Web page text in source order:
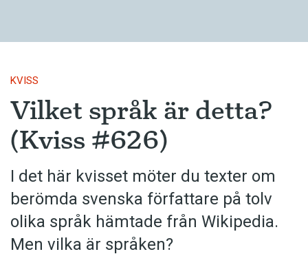
KVISS
Vilket språk är detta?
(Kviss #626)
I det här kvisset möter du texter om
berömda svenska författare på tolv
olika språk hämtade från Wikipedia.
Men vilka är språken?